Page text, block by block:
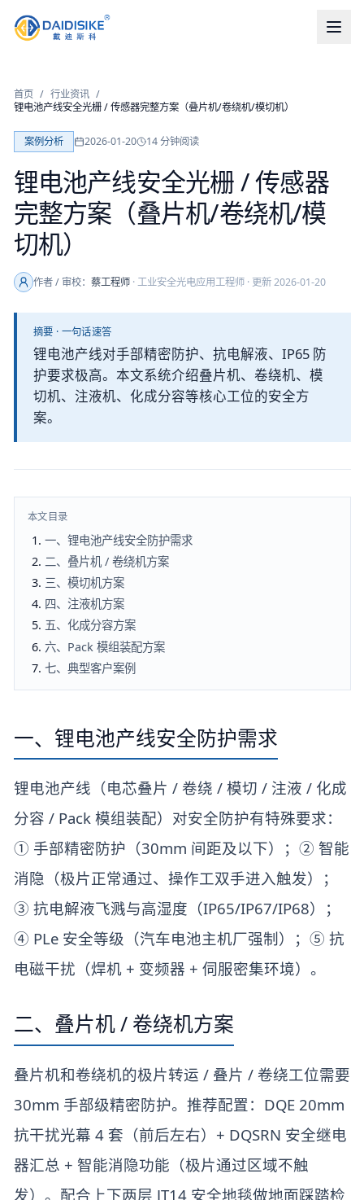
首页 / 行业资讯 /
锂电池产线安全光栅 / 传感器完整方案（叠片机/卷绕机/模切机）
案例分析 2026-01-20 14分钟阅读
锂电池产线安全光栅 / 传感器
完整方案（叠片机/卷绕机/模
切机）
作者 / 审校：蔡工程师 ·工业安全光电应用工程师 · 更新2026-01-20
摘要 · 一句话速答
锂电池产线对手部精密防护、抗电解液、IP65 防
护要求极高。本文系统介绍叠片机、卷绕机、模
切机、注液机、化成分容等核心工位的安全方
案。
本文目录
一、锂电池产线安全防护需求
二、叠片机 / 卷绕机方案
三、模切机方案
四、注液机方案
五、化成分容方案
六、Pack 模组装配方案
七、典型客户案例
一、锂电池产线安全防护需求
锂电池产线（电芯叠片 / 卷绕 / 模切 / 注液 / 化成
分容 / Pack 模组装配）对安全防护有特殊要求：
① 手部精密防护（30mm 间距及以下）；② 智能
消隐（极片正常通过、操作工双手进入触发）；
③ 抗电解液飞溅与高湿度（IP65/IP67/IP68）；
④ PLe 安全等级（汽车电池主机厂强制）；⑤ 抗
电磁干扰（焊机 + 变频器 + 伺服密集环境）。
二、叠片机 / 卷绕机方案
叠片机和卷绕机的极片转运 / 叠片 / 卷绕工位需要
30mm 手部级精密防护。推荐配置：DQE 20mm
抗干扰光幕 4 套（前后左右）+ DQSRN 安全继电
器汇总 + 智能消隐功能（极片通过区域不触
发）。配合上下两层 JT14 安全地毯做地面踩踏检